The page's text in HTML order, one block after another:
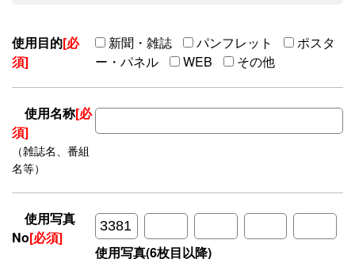
使用目的[必
須]
新聞・雑誌 パンフレット
ポスタ
ー・パネル
WEB その他
使用名称[必
須]
（雑誌名、番組
名等）
使用写真
No[必須]
使用写真(6枚目以降)